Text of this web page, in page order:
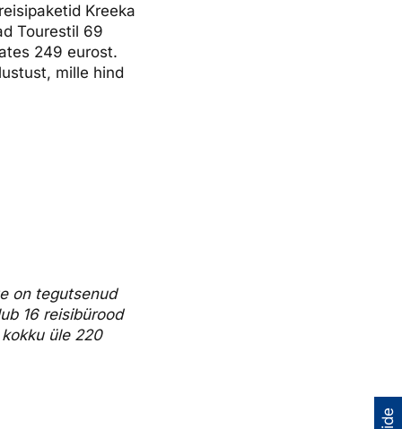
Kreeka
Tourestil 69
249 eurost.
mille hind
on tegutsenud
16 reisibürood
üle 220